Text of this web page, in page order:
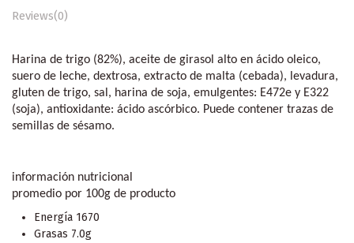
Reviews(0)
Harina de trigo (82%), aceite de girasol alto en ácido oleico,
suero de leche, dextrosa, extracto de malta (cebada), levadura,
gluten de trigo, sal, harina de soja, emulgentes: E472e y E322
(soja), antioxidante: ácido ascórbico. Puede contener trazas de
semillas de sésamo.
información nutricional
promedio por 100g de producto
Energía 1670
Grasas 7.0g